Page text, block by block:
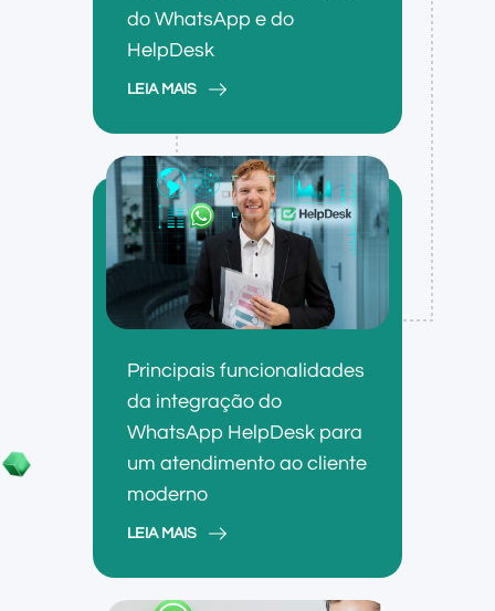
do WhatsApp e do
HelpDesk
LEIA MAIS
Principais funcionalidades
da integração do
WhatsApp HelpDesk para
um atendimento ao cliente
moderno
LEIA MAIS